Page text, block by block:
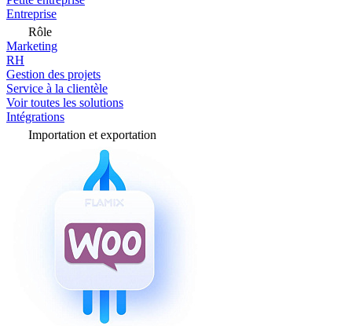
Entreprise
Rôle
Marketing
RH
Gestion des projets
Service à la clientèle
Voir toutes les solutions
Intégrations
Importation et exportation